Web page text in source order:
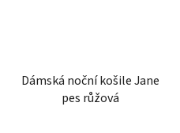
Dámská noční košile Jane
pes růžová